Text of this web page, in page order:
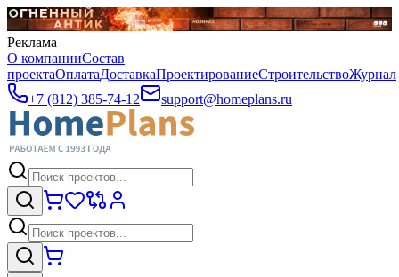
Реклама
О компанииСостав
проектаОплатаДоставкаПроектированиеСтроительствоЖурнал
+7 (812) 385-74-12
support@homeplans.ru